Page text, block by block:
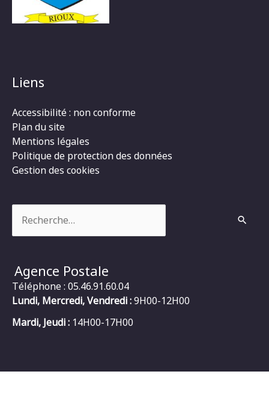
Liens
Accessibilité : non conforme
Plan du site
Mentions légales
Politique de protection des données
Gestion des cookies
Agence Postale
Téléphone : 05.46.91.60.04
Lundi, Mercredi, Vendredi :9H00-12H00
Mardi, Jeudi : 14H00-17H00